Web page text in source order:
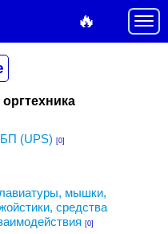
🔥
(UPS) [0]
мышки,
средства
[0]